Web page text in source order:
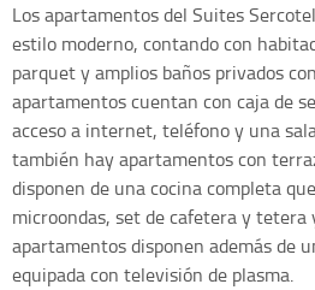
Los apartamentos del Suites
estilo moderno, contando con
parquet y amplios baños privados
apartamentos cuentan con caja de
acceso a internet, teléfono y una
también hay apartamentos con
disponen de una cocina completa
microondas, set de cafetera y tetera
apartamentos disponen además de
equipada con televisión de plasma.